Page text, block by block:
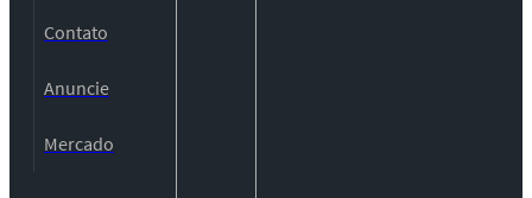
Contato
Anuncie
Mercado